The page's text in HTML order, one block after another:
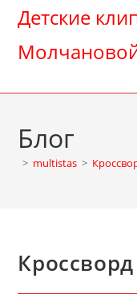
Перейти
содержимому
Детские
Блог
> multistas >